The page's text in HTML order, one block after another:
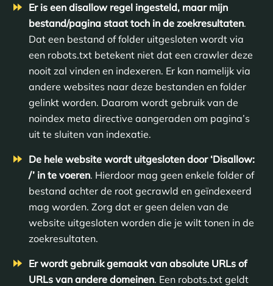
Er is een disallow regel ingesteld, maar mijn
bestand/pagina staat toch in de zoekresultaten.
Dat een bestand of folder uitgesloten wordt via
een robots.txt betekent niet dat een crawler deze
nooit zal vinden en indexeren. Er kan namelijk via
andere websites naar deze bestanden en folder
gelinkt worden. Daarom wordt gebruik van de
noindex meta directive aangeraden om pagina’s
uit te sluiten van indexatie.
De hele website wordt uitgesloten door ‘Disallow:
/’ in te voeren. Hierdoor mag geen enkele folder of
bestand achter de root gecrawld en geïndexeerd
mag worden. Zorg dat er geen delen van de
website uitgesloten worden die je wilt tonen in de
zoekresultaten.
Er wordt gebruik gemaakt van absolute URLs of
URLs van andere domeinen. Een robots.txt geldt